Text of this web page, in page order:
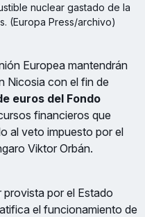
nuclear gastado de la
(Europa Press/archivo)
Europea mantendrán
Nicosia con el fin de
euros del Fondo
financieros que
al veto impuesto por el
Viktor Orbán.
por el Estado
el funcionamiento de